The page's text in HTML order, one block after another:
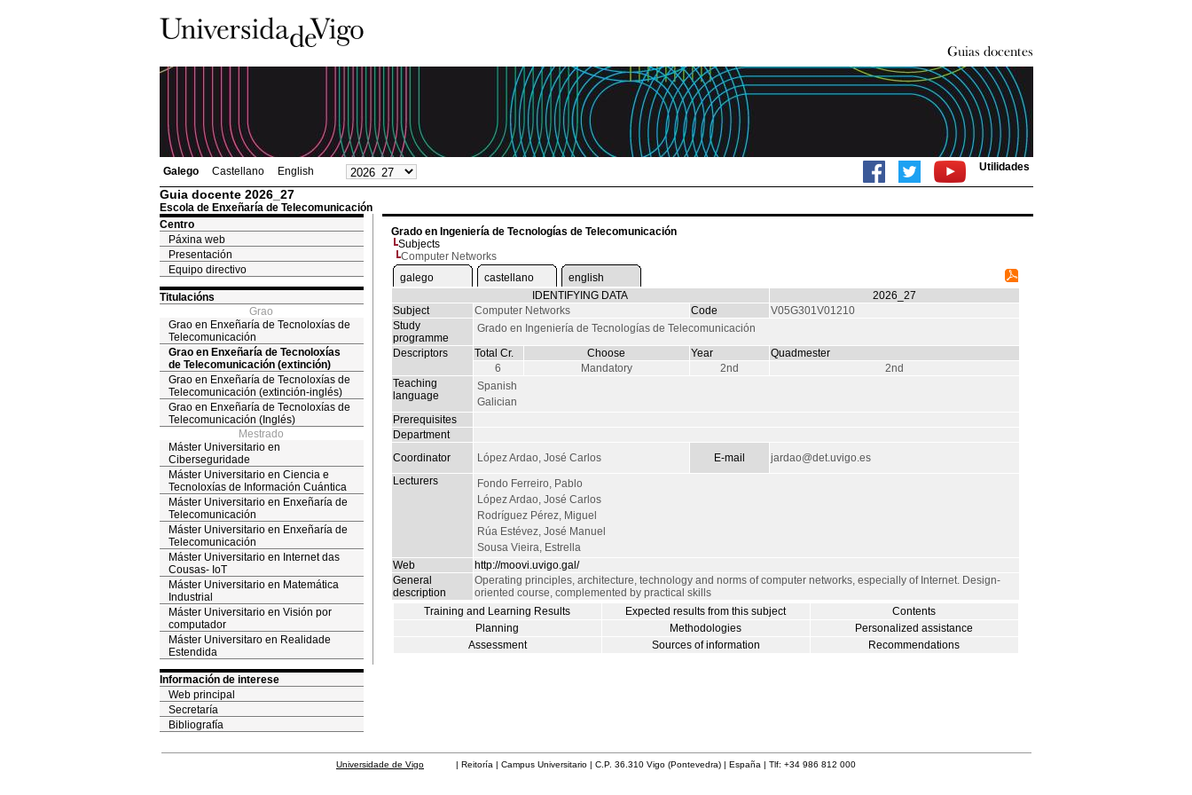
Galego Castellano English Utilidades
Guia docente 2026_27
Escola de Enxeñaría de Telecomunicación
Centro
Páxina web
Presentación
Equipo directivo
Titulacións
Grao
Grao en Enxeñaría de Tecnoloxías de
Telecomunicación
Grao en Enxeñaría de Tecnoloxías
de Telecomunicación (extinción)
Grao en Enxeñaría de Tecnoloxías de
Telecomunicación (extinción-inglés)
Grao en Enxeñaría de Tecnoloxías de
Telecomunicación (Inglés)
Mestrado
Máster Universitario en
Ciberseguridade
Máster Universitario en Ciencia e
Tecnoloxías de Información Cuántica
Máster Universitario en Enxeñaría de
Telecomunicación
Máster Universitario en Enxeñaría de
Telecomunicación
Máster Universitario en Internet das
Cousas- IoT
Máster Universitario en Matemática
Industrial
Máster Universitario en Visión por
computador
Máster Universitaro en Realidade
Estendida
Información de interese
Web principal
Secretaría
Bibliografía
Grado en Ingeniería de Tecnologías de Telecomunicación
Subjects
Computer Networks
galego
castellano
english
IDENTIFYING DATA
2026_27
Subject
Computer Networks Code
V05G301V01210
Study
programme
Grado en Ingeniería de Tecnologías de Telecomunicación
Descriptors
Total Cr. Choose Year
Quadmester
6
Mandatory 2nd
2nd
Teaching
language
Spanish
Galician
Prerequisites
Department
Coordinator
López Ardao, José Carlos E-mail
jardao@det.uvigo.es
Lecturers
Fondo Ferreiro, Pablo
López Ardao, José Carlos
Rodríguez Pérez, Miguel
Rúa Estévez, José Manuel
Sousa Vieira, Estrella
Web
http://moovi.uvigo.gal/
General
description
Operating principles, architecture, technology and norms of computer networks, especially of Internet. Design-
oriented course, complemented by practical skills
Training and Learning Results
Expected results from this subject
Contents
Planning
Methodologies
Personalized assistance
Assessment
Sources of information Recommendations
Universidade de Vigo | Reitoría | Campus Universitario | C.P. 36.310 Vigo (Pontevedra) | España | Tlf: +34 986 812 000